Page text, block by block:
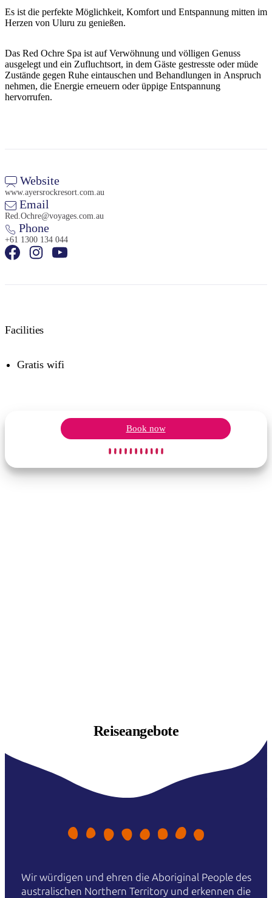
Sign
up
Es ist die perfekte Möglichkeit, Komfort und Entspannung mitten im
Herzen von Uluru zu genießen.
Das Red Ochre Spa ist auf Verwöhnung und völligen Genuss
ausgelegt und ein Zufluchtsort, in dem Gäste gestresste oder müde
Zustände gegen Ruhe eintauschen und Behandlungen in Anspruch
nehmen, die Energie erneuern oder üppige Entspannung
hervorrufen.
Website
www.ayersrockresort.com.au
Email
Red.Ochre@voyages.com.au
Phone
+61 1300 134 044
Facilities
Gratis wifi
Book now
Reiseangebote
Wir würdigen und ehren die Aboriginal People des
australischen Northern Territory und erkennen die